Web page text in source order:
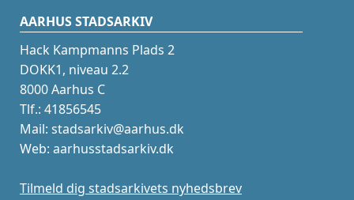
AARHUS STADSARKIV
Hack Kampmanns Plads 2
DOKK1, niveau 2.2
8000 Aarhus C
Tlf.: 41856545
Mail: stadsarkiv@aarhus.dk
Web: aarhusstadsarkiv.dk
Tilmeld dig stadsarkivets nyhedsbrev